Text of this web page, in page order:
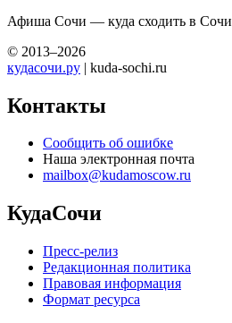
Афиша Сочи — куда сходить в Сочи
© 2013–2026
кудасочи.ру | kuda-sochi.ru
Контакты
Сообщить об ошибке
Наша электронная почта
mailbox@kudamoscow.ru
КудаСочи
Пресс-релиз
Редакционная политика
Правовая информация
Формат ресурса